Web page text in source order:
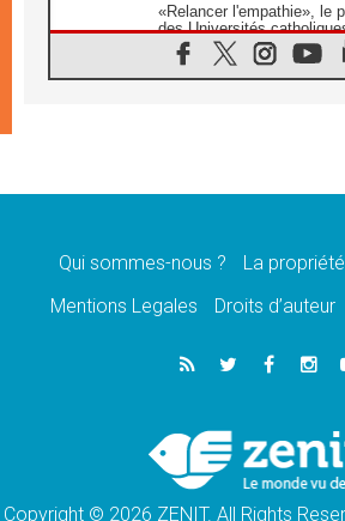
«Relancer l'empathie», le
des Universités
08.08.2026
Signis 2026, donner la
07.08.2026
07.08.2026
de l'Assomption et
«La paix commence par
le cardinal Parolin
En Colombie, «la paix ne
une signature»
Qui sommes-nous ? La propriété
Mentions Legales
Droits d’auteur
Copyright © 2026 ZENIT. All Rights